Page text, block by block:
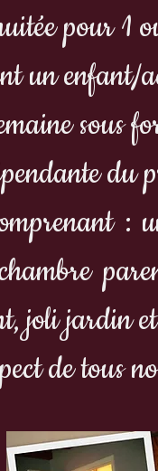
pour 1
un enfant/
sous
du
:
joli jardin
de tous